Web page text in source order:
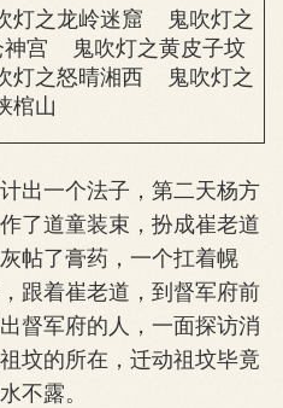
灯之龙岭迷窟
鬼吹灯之
宫
鬼吹灯之黄皮子坟
灯之怒晴湘西
鬼吹灯之
棺山
一个法子，第二天杨方
了道童装束，扮成崔老道
帖了膏药，一个扛着幌
跟着崔老道，到督军府前
督军府的人，一面探访消
坟的所在，迁动祖坟毕竟
不露。